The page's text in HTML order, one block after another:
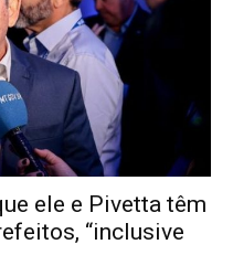
ele e Pivetta têm
“inclusive